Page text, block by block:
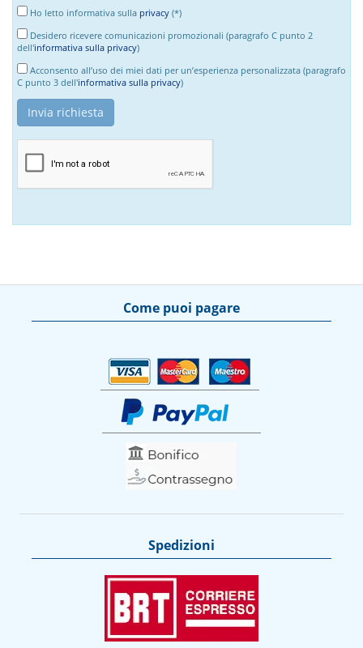
Ho letto informativa sulla privacy (*)
Desidero ricevere comunicazioni promozionali (paragrafo C punto 2
dell'informativa sulla privacy)
Acconsento all’uso dei miei dati per un’esperienza personalizzata (paragrafo
C punto 3 dell'informativa sulla privacy)
Come puoi pagare
Spedizioni